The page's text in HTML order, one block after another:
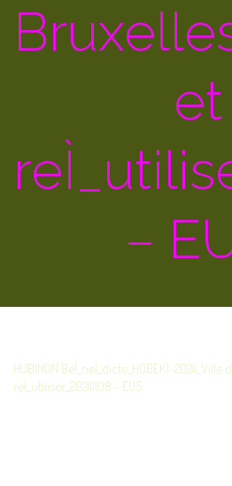
et
–
HUBINON BeÌ_neÌ_dicte_HOBEKI-
reÌ_utiliser_20241108 - EUS